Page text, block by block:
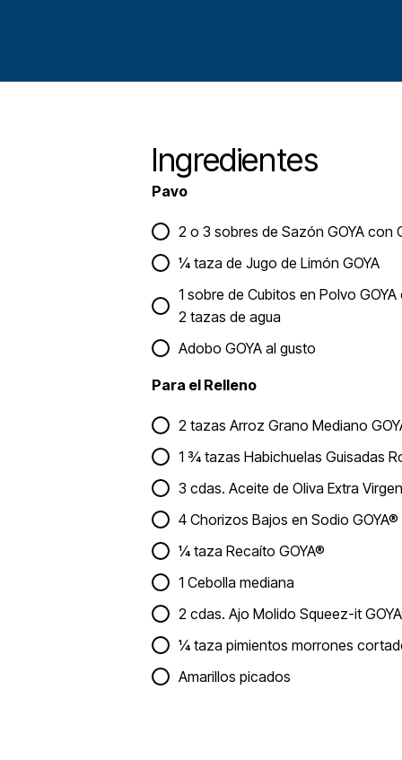
Ingredientes
Pavo
2 o 3 sobres de Sazón GOYA con
¼ taza de Jugo de Limón GOYA
1 sobre de Cubitos en Polvo
2 tazas de agua
Adobo GOYA al gusto
Para el Relleno
2 tazas Arroz Grano Mediano
1 ¾ tazas Habichuelas Guisadas
3 cdas. Aceite de Oliva Extra
4 Chorizos Bajos en Sodio
¼ taza Recaíto GOYA®
1 Cebolla mediana
2 cdas. Ajo Molido Squeez-it
¼ taza pimientos morrones
Amarillos picados